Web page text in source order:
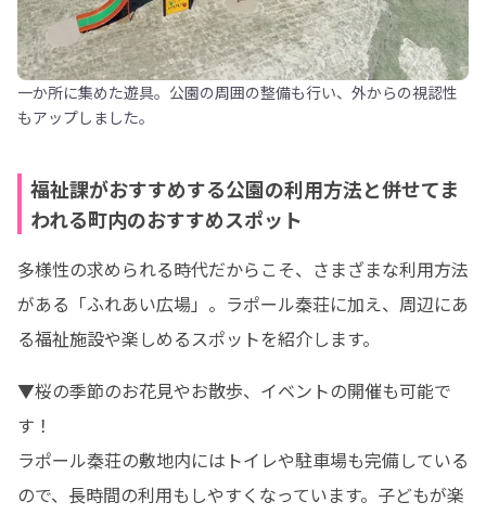
一か所に集めた遊具。公園の周囲の整備も行い、外からの視認性
もアップしました。
福祉課がおすすめする公園の利用方法と併せてま
われる町内のおすすめスポット
多様性の求められる時代だからこそ、さまざまな利用方法
がある「ふれあい広場」。ラポール秦荘に加え、周辺にあ
る福祉施設や楽しめるスポットを紹介します。
▼桜の季節のお花見やお散歩、イベントの開催も可能で
す！
ラポール秦荘の敷地内にはトイレや駐車場も完備している
ので、長時間の利用もしやすくなっています。子どもが楽